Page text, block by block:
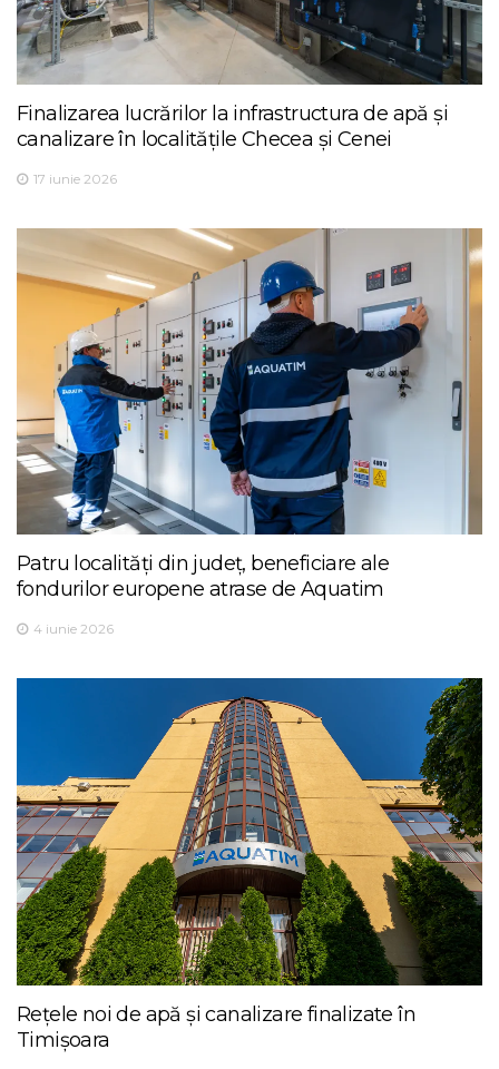
Finalizarea lucrărilor la infrastructura de apă și
canalizare în localitățile Checea și Cenei
17 iunie 2026
Patru localități din județ, beneficiare ale
fondurilor europene atrase de Aquatim
4 iunie 2026
Rețele noi de apă și canalizare finalizate în
Timișoara